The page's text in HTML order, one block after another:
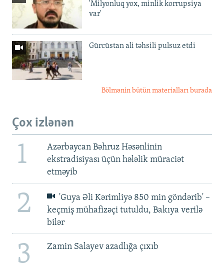
'Milyonluq yox, minlik korrupsiya
var'
Gürcüstan ali təhsili pulsuz etdi
Bölmənin bütün materialları burada
Çox izlənən
1
Azərbaycan Bəhruz Həsənlinin
ekstradisiyası üçün hələlik müraciət
etməyib
2
'Guya Əli Kərimliyə 850 min göndərib' –
keçmiş mühafizəçi tutuldu, Bakıya verilə
bilər
3 Zamin Salayev azadlığa çıxıb